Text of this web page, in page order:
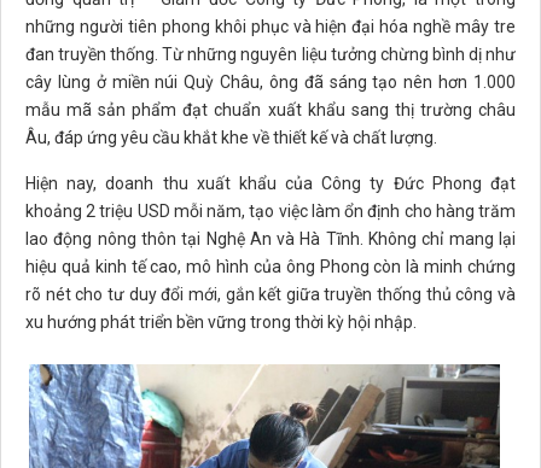
những người tiên phong khôi phục và hiện đại hóa nghề mây tre
đan truyền thống. Từ những nguyên liệu tưởng chừng bình dị như
cây lùng ở miền núi Quỳ Châu, ông đã sáng tạo nên hơn 1.000
mẫu mã sản phẩm đạt chuẩn xuất khẩu sang thị trường châu
Âu, đáp ứng yêu cầu khắt khe về thiết kế và chất lượng.
Hiện nay, doanh thu xuất khẩu của Công ty Đức Phong đạt
khoảng 2 triệu USD mỗi năm, tạo việc làm ổn định cho hàng trăm
lao động nông thôn tại Nghệ An và Hà Tĩnh. Không chỉ mang lại
hiệu quả kinh tế cao, mô hình của ông Phong còn là minh chứng
rõ nét cho tư duy đổi mới, gắn kết giữa truyền thống thủ công và
xu hướng phát triển bền vững trong thời kỳ hội nhập.